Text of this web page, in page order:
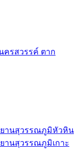
ครสวรรค์ ตาก
านสุวรรณภูมิหัวหิน
านสุวรรณภูมิเกาะ